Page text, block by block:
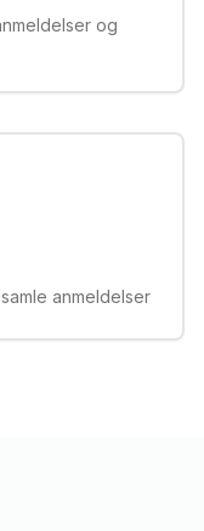
og
anmeldelser